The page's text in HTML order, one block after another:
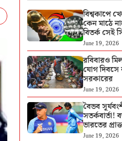
বিশ্বকাপে
কেন মাঠে
বিতর্ক সেই
June 19, 2026
রবিবারও
যোগ দিবসে
সরকারের
June 19, 2026
বৈভব
সতর্কবার্তা!
ভারতের
June 19, 2026